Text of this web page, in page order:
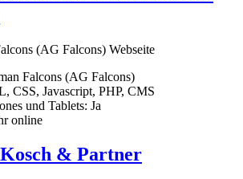
Falcons (AG Falcons)
CSS, Javascript, PHP, CMS
und Tablets: Ja
online
& Partner